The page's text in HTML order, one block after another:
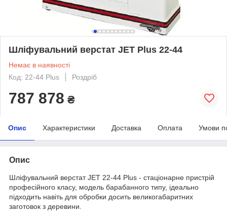
Шліфувальний верстат JET Plus 22-44
Немає в наявності
Код: 22-44 Plus
Роздріб
787 878 ₴
Опис Характеристики Доставка Оплата Умови
Опис
Шліфувальний верстат JET 22-44 Plus - стаціонарне пристрій
професійного класу, модель барабанного типу, ідеально
підходить навіть для обробки досить великогабаритних
заготовок з деревини.